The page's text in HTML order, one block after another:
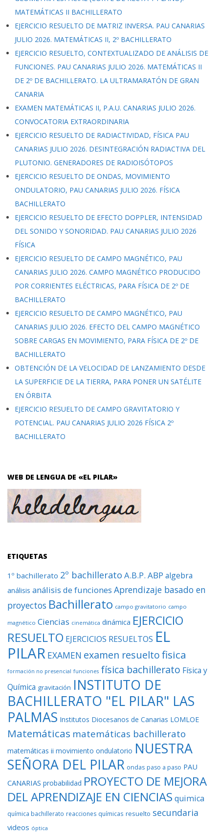
MATEMÁTICAS II BACHILLERATO
EJERCICIO RESUELTO DE MATRIZ INVERSA. PAU CANARIAS
JULIO 2026. MATEMÁTICAS II, 2º BACHILLERATO
EJERCICIO RESUELTO, CONTEXTUALIZADO DE ANÁLISIS DE
FUNCIONES. PAU CANARIAS JULIO 2026. MATEMÁTICAS II
DE 2º DE BACHILLERATO. LA ULTRAMARATÓN DE GRAN
CANARIA
EXAMEN MATEMÁTICAS II, P.A.U. CANARIAS JULIO 2026.
CONVOCATORIA EXTRAORDINARIA
EJERCICIO RESUELTO DE RADIACTIVIDAD, FÍSICA PAU
CANARIAS JULIO 2026. DESINTEGRACIÓN RADIACTIVA DEL
PLUTONIO. GENERADORES DE RADIOISÓTOPOS
EJERCICIO RESUELTO DE ONDAS, MOVIMIENTO
ONDULATORIO, PAU CANARIAS JULIO 2026. FÍSICA
BACHILLERATO
EJERCICIO RESUELTO DE EFECTO DOPPLER, INTENSIDAD
DEL SONIDO Y SONORIDAD. PAU CANARIAS JULIO 2026
FÍSICA
EJERCICIO RESUELTO DE CAMPO MAGNÉTICO, PAU
CANARIAS JULIO 2026. CAMPO MAGNÉTICO PRODUCIDO
POR CORRIENTES ELÉCTRICAS, PARA FÍSICA DE 2º DE
BACHILLERATO
EJERCICIO RESUELTO DE CAMPO MAGNÉTICO, PAU
CANARIAS JULIO 2026. EFECTO DEL CAMPO MAGNÉTICO
SOBRE CARGAS EN MOVIMIENTO, PARA FÍSICA DE 2º DE
BACHILLERATO
OBTENCIÓN DE LA VELOCIDAD DE LANZAMIENTO DESDE
LA SUPERFICIE DE LA TIERRA, PARA PONER UN SATÉLITE
EN ÓRBITA
EJERCICIO RESUELTO DE CAMPO GRAVITATORIO Y
POTENCIAL. PAU CANARIAS JULIO 2026 FÍSICA 2º
BACHILLERATO
WEB DE LENGUA DE «EL PILAR»
ETIQUETAS
1º bachillerato 2º bachillerato A.B.P. ABP algebra
análisis análisis de funciones Aprendizaje basado en
proyectos Bachillerato campo gravitatorio campo
magnético Ciencias cinemática dinámica EJERCICIO
RESUELTO EJERCICIOS RESUELTOS EL
PILAR EXAMEN examen resueltofisica
formación no presencial funciones física bachillerato Física y
Química gravitación INSTITUTO DE
BACHILLERATO "EL PILAR" LAS
PALMAS Institutos Diocesanos de Canarias LOMLOE
Matemáticas matemáticas bachillerato
matemáticas ii movimiento ondulatorio NUESTRA
SEÑORA DEL PILAR ondas paso a paso PAU
CANARIAS probabilidad PROYECTO DE MEJORA
DEL APRENDIZAJE EN CIENCIAS quimica
química bachillerato reacciones químicas resuelto secundaria
videos óptica